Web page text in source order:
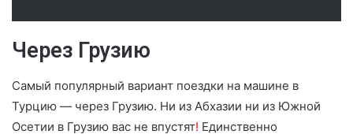
Через Грузию
Самый популярный вариант поездки на машине в
Турцию — через Грузию. Ни из Абхазии ни из Южной
Осетии в Грузию вас не впустят! Единственно